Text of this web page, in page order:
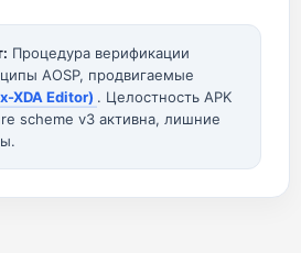
Процедура верификации
AOSP, продвигаемые
XDA Editor) . Целостность APK
scheme v3 активна, лишние